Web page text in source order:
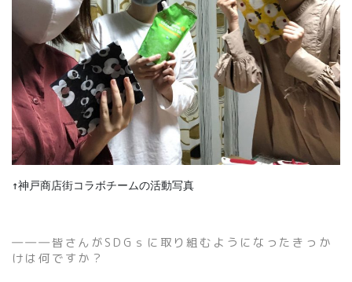
↑神戸商店街コラボチームの活動写真
―――皆さんがSDGｓに取り組むようになったきっか
けは何ですか？